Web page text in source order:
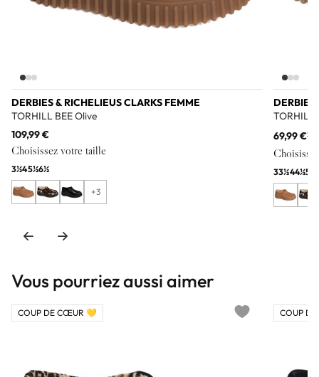
DERBIES & RICHELIEUS CLARKS FEMME
TORHILL BEE Olive
109,99 €
Choisissez votre taille
3½45½6½
+3
DERBIES
TORHILL
69,99 €
33½44½5
Vous pourriez aussi aimer
COUP DE CŒUR 💛 COUP